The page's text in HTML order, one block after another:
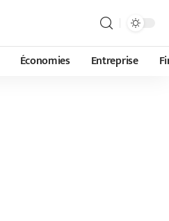
Économies Entreprise